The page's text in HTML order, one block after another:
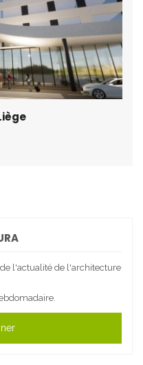
l'actualité de l'architecture